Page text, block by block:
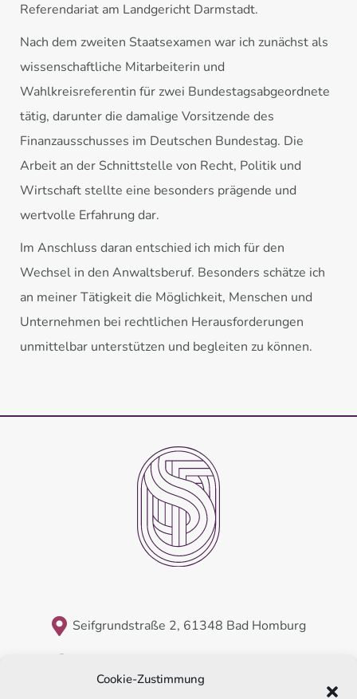
Cookie-Zustimmung
Referendariat am Landgericht Darmstadt.
Nach dem zweiten Staatsexamen war ich zunächst als
wissenschaftliche Mitarbeiterin und
Wahlkreisreferentin für zwei Bundestagsabgeordnete
tätig, darunter die damalige Vorsitzende des
Finanzausschusses im Deutschen Bundestag. Die
Arbeit an der Schnittstelle von Recht, Politik und
Wirtschaft stellte eine besonders prägende und
wertvolle Erfahrung dar.
Im Anschluss daran entschied ich mich für den
Wechsel in den Anwaltsberuf. Besonders schätze ich
an meiner Tätigkeit die Möglichkeit, Menschen und
Unternehmen bei rechtlichen Herausforderungen
unmittelbar unterstützen und begleiten zu können.
Seifgrundstraße 2, 61348 Bad Homburg